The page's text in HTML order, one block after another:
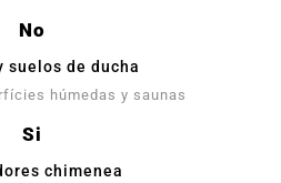
No
suelos de ducha
húmedas y saunas
Si
chimenea